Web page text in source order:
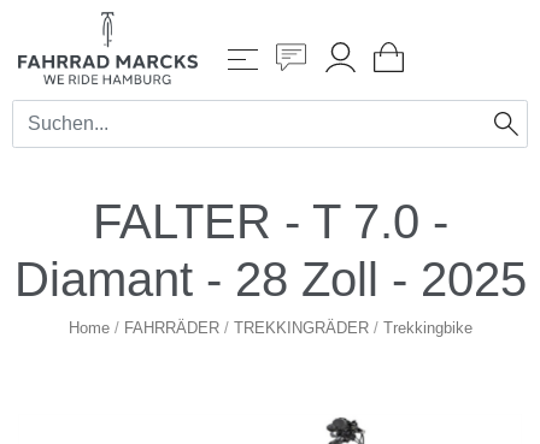
FALTER - T 7.0 -
Diamant - 28 Zoll - 2025
Home/ FAHRRÄDER/ TREKKINGRÄDER/ Trekkingbike